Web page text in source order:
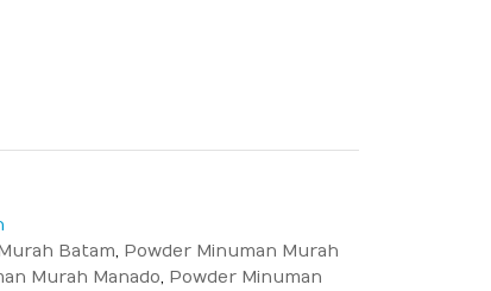
Batam, Powder Minuman Murah
Murah Manado, Powder Minuman